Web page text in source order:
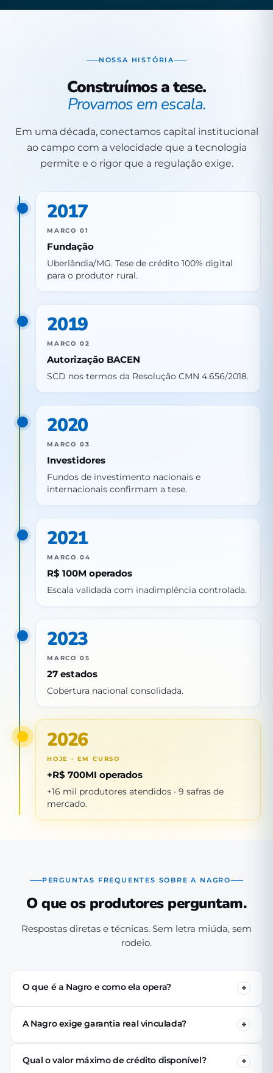
NOSSA HISTÓRIA
Construímos a tese.
Provamos em escala.
Em uma década, conectamos capital institucional
ao campo com a velocidade que a tecnologia
permite e o rigor que a regulação exige.
2017
MARCO 01
Fundação
Uberlândia/MG. Tese de crédito 100% digital
para o produtor rural.
2019
MARCO 02
Autorização BACEN
SCD nos termos da Resolução CMN 4.656/2018.
2020
MARCO 03
Investidores
Fundos de investimento nacionais e
internacionais confirmam a tese.
2021
MARCO 04
R$ 100M operados
Escala validada com inadimplência controlada.
2023
MARCO 05
27 estados
Cobertura nacional consolidada.
2026
HOJE · EM CURSO
+R$ 700MI operados
+16 mil produtores atendidos · 9 safras de
mercado.
PERGUNTAS FREQUENTES SOBRE A NAGRO
O que os produtores perguntam.
Respostas diretas e técnicas. Sem letra miúda, sem
rodeio.
O que é a Nagro e como ela opera?
A Nagro é uma Sociedade de Crédito Direto (SCD)
autorizada pelo Banco Central, especializada em crédito
se cadastra pelo app, passa pela análise técnica de perfil
produtivo e (se aprovado) recebe o crédito via PIX em até
A Nagro exige garantia real vinculada?
Não. Nenhuma linha de crédito da Nagro exige penhor
de terra, rebanho ou maquinário. A análise é baseada no
perfil produtivo do tomador — histórico, capacidade de
Qual o valor máximo de crédito disponível?